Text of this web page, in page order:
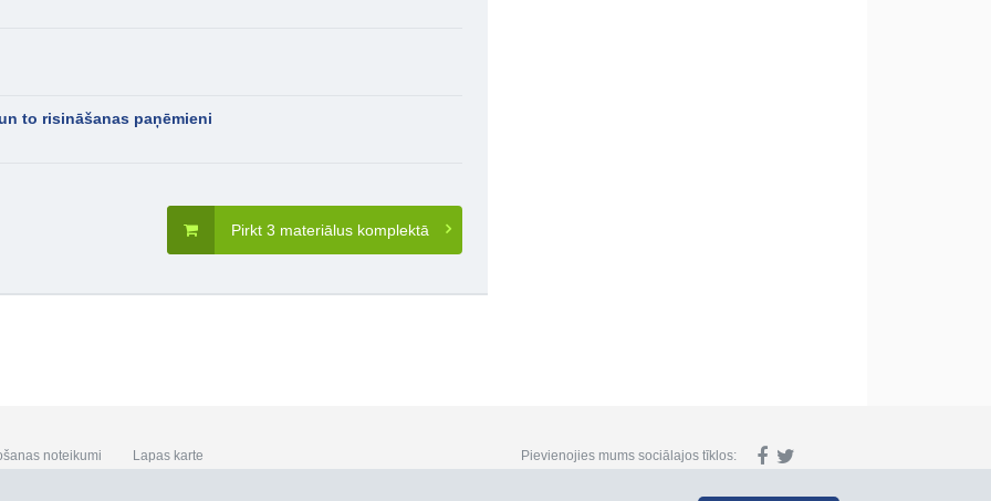
to risināšanas paņēmieni
Pirkt 3 materiālus komplektā
noteikumi Lapas karte Pievienojies mums sociālajos tīklos: